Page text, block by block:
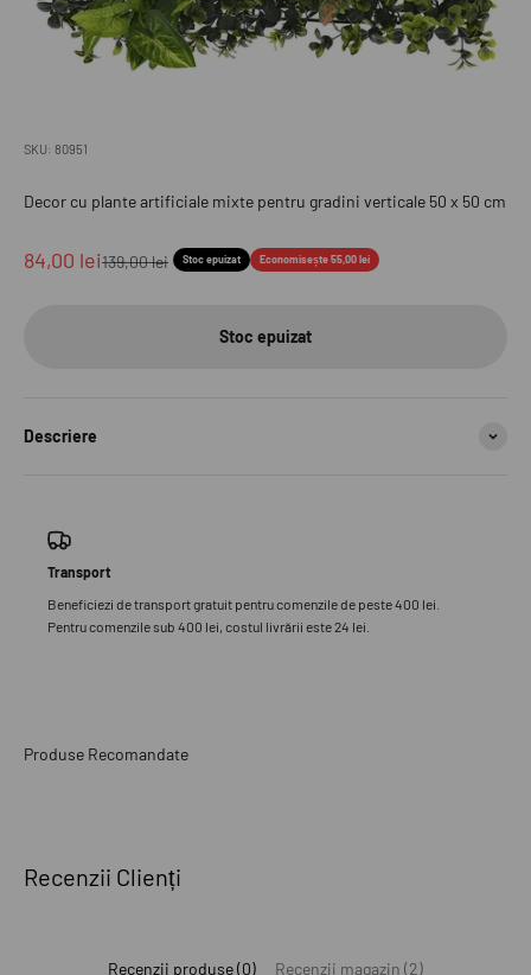
SKU: 80951
Decor cu plante artificiale mixte pentru gradini verticale 50 x 50 cm
Preț redus
84,00 leiPreț normal
139,00 lei Stoc epuizat Economisește 55,00 lei
Stoc epuizat
Descriere
Transport
Beneficiezi de transport gratuit pentru comenzile de peste 400 lei.
Pentru comenzile sub 400 lei, costul livrării este 24 lei.
Recenzii Clienți
Recenzii produse (0) Recenzii magazin (2)